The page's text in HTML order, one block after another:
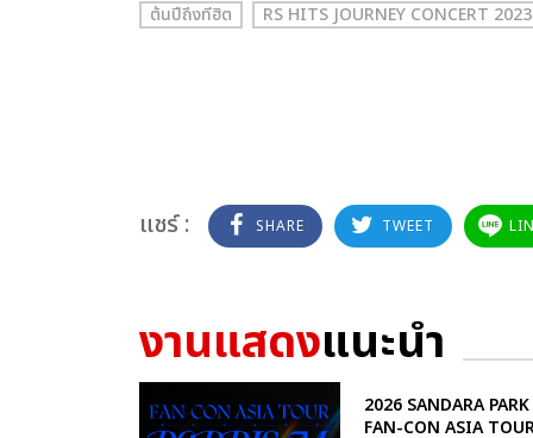
ต้นปีถึงทีฮิต
RS HITS JOURNEY CONCERT 2023
แชร์ : SHARE TWEET
งานแสดงแนะนำ
2026 SANDARA PARK
FAN-CON ASIA